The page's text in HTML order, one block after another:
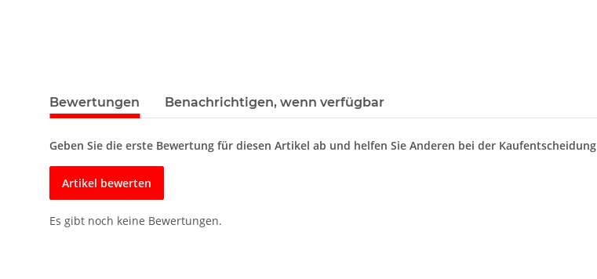
Bewertungen Benachrichtigen, wenn verfügbar
Geben Sie die erste Bewertung für diesen Artikel ab und helfen Sie Anderen bei der Kaufentscheidung
Artikel bewerten
Es gibt noch keine Bewertungen.